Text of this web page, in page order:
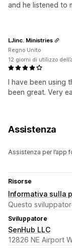
and he listened to
I have been
been great. Very
LJinc. Ministries
Regno Unito
12 giorni di utilizzo
Assistenza
Assistenza per l’app
Risorse
Informativa sulla
Questo
Sviluppatore
SenHub LLC
12826 NE Airport